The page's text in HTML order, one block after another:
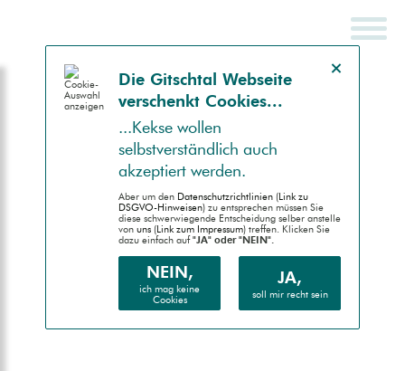
SCHNELLSUCHE
ENDGERÄT
Handheld (PDA)
Barrierefrei (AA)
Die Gitsch­tal Web­seite
ver­schenkt Coo­kies...
...Kek­se wollen
selbst­ver­ständlich auch
akzep­tiert werden.
Aber um den Daten­schutz­richtlinien (Link zu
DSGVO-Hinweisen) zu entsprechen müssen Sie
diese schwer­wiegende Entscheidung selber anstelle
von uns (Link zum Impressum) treffen. Klicken Sie
dazu einfach auf"JA" oder "NEIN".
NEIN,
ich mag keine
Cookies
JA,
soll mir recht sein